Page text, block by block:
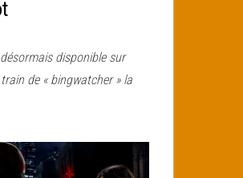
disponible sur
de « bingwatcher » la